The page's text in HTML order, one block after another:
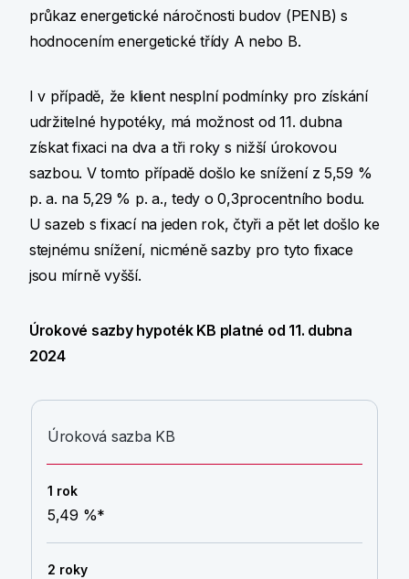
průkaz energetické náročnosti budov (PENB) s
hodnocením energetické třídy A nebo B.
I v případě, že klient nesplní podmínky pro získání
udržitelné hypotéky, má možnost od 11. dubna
získat fixaci na dva a tři roky s nižší úrokovou
sazbou. V tomto případě došlo ke snížení z 5,59 %
p. a. na 5,29 % p. a., tedy o 0,3procentního bodu.
U sazeb s fixací na jeden rok, čtyři a pět let došlo ke
stejnému snížení, nicméně sazby pro tyto fixace
jsou mírně vyšší.
Úrokové sazby hypoték KB platné od 11. dubna
2024
Úroková sazba KB
5,49 %*